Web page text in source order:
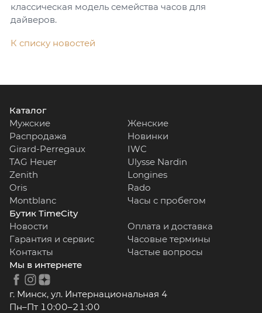
классическая модель семейства часов для
дайверов.
К списку новостей
Каталог
Мужские
Женские
Распродажа
Новинки
Girard-Perregaux
IWC
TAG Heuer
Ulysse Nardin
Zenith
Longines
Oris
Rado
Montblanc
Часы с пробегом
Бутик TimeCity
Новости
Оплата и доставка
Гарантия и сервис
Часовые термины
Контакты
Частые вопросы
Мы в интернете
г. Минск, ул. Интернациональная 4
Пн–Пт 10:00–21:00